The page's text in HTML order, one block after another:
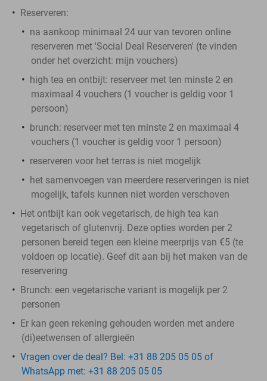
Reserveren:
na aankoop minimaal 24 uur van tevoren online
reserveren met 'Social Deal Reserveren' (te vinden
onder het overzicht: mijn vouchers)
high tea en ontbijt: reserveer met ten minste 2 en
maximaal 4 vouchers (1 voucher is geldig voor 1
persoon)
brunch: reserveer met ten minste 2 en maximaal 4
vouchers (1 voucher is geldig voor 1 persoon)
reserveren voor het terras is niet mogelijk
het samenvoegen van meerdere reserveringen is niet
mogelijk, tafels kunnen niet worden verschoven
Het ontbijt kan ook vegetarisch, de high tea kan
vegetarisch of glutenvrij. Deze opties worden per 2
personen bereid tegen een kleine meerprijs van €5 (te
voldoen op locatie). Geef dit aan bij het maken van de
reservering
Brunch: een vegetarische variant is mogelijk per 2
personen
Er kan geen rekening gehouden worden met andere
(di)eetwensen of allergieën
Vragen over de deal? Bel: +31 88 205 05 05 of
WhatsApp met: +31 88 205 05 05